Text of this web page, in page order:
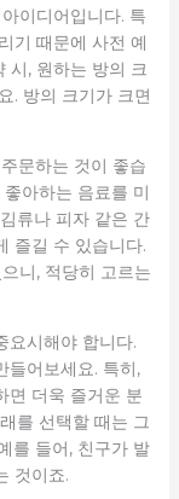
이디어입니다. 특
기 때문에 사전 예
시, 원하는 방의 크
. 방의 크기가 크면
문하는 것이 좋습
아하는 음료를 미
류나 피자 같은 간
즐길 수 있습니다.
니, 적당히 고르는
요시해야 합니다.
들어보세요. 특히,
면 더욱 즐거운 분
를 선택할 때는 그
를 들어, 친구가 발
것이죠.